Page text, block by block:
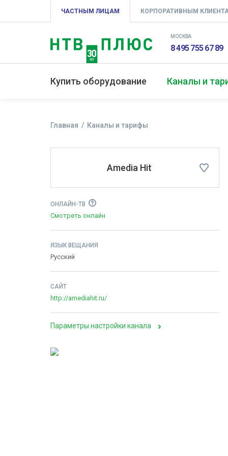
ЧАСТНЫМ ЛИЦАМ КОРПОРАТИВНЫМ
МОСКВА
8 495 755 67 89
Купить оборудование Каналы и
Главная Каналы и тарифы
Amedia Hit
ОНЛАЙН-ТВ
Смотреть онлайн
ЯЗЫК ВЕЩАНИЯ
Русский
САЙТ
http://amediahit.ru/
Параметры настройки канала